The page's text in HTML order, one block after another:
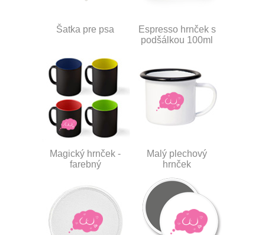
Šatka pre psa
Espresso hrnček s
podšálkou 100ml
Magický hrnček -
farebný
Malý plechový
hrnček